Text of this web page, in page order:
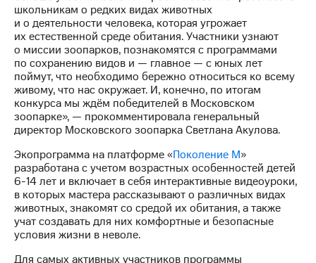
Документы
ПАО
"МТС"
Собрания
акционеров
Личный
кабинет
акционера
Акционерный
капитал
Контроль
и
аудит
Рынок
акций
Описание
Программа
Порядок
школьникам о редких видах животных
и о деятельности человека, которая угрожает
их естественной среде обитания. Участники узнают
о миссии зоопарков, познакомятся с программами
по сохранению видов и — главное — с юных лет
поймут, что необходимо бережно относиться ко всему
живому, что нас окружает. И, конечно, по итогам
конкурса мы ждём победителей в Московском
зоопарке», — прокомментировала генеральный
директор Московского зоопарка Светлана Акулова.
Экопрограмма на платформе «Поколение М»
разработана с учетом возрастных особенностей детей
6-14 лет и включает в себя интерактивные видеоуроки,
в которых мастера рассказывают о различных видах
животных, знакомят со средой их обитания, а также
учат создавать для них комфортные и безопасные
условия жизни в неволе.
Для самых активных участников программы